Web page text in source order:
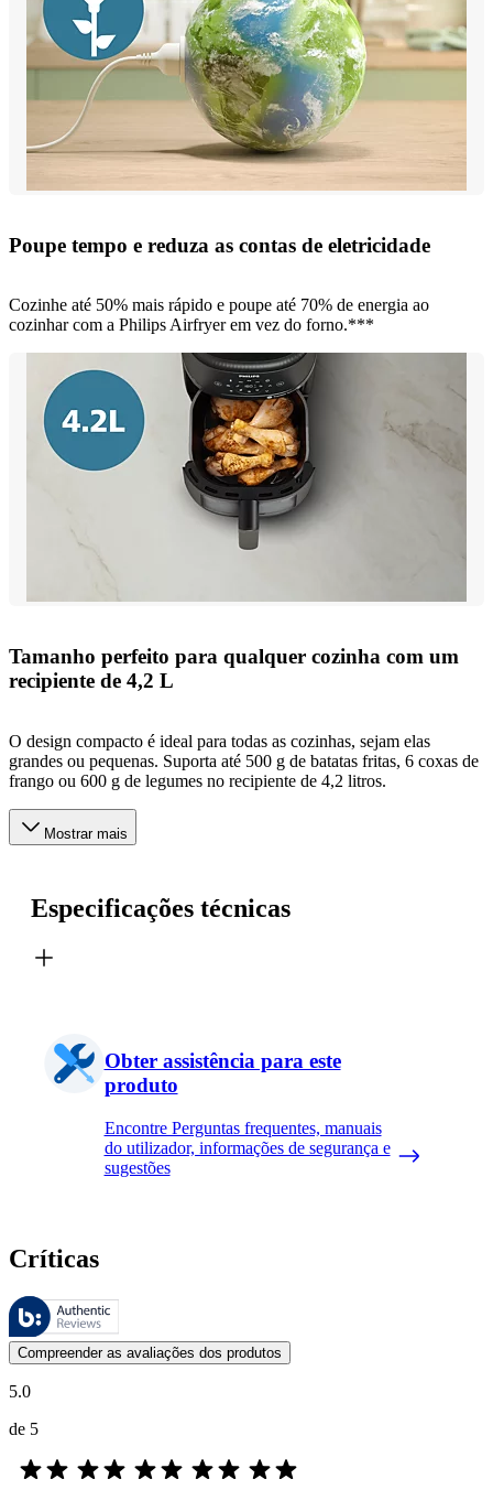
Poupe tempo e reduza as contas de eletricidade
Cozinhe até 50% mais rápido e poupe até 70% de energia ao
cozinhar com a Philips Airfryer em vez do forno.***
Tamanho perfeito para qualquer cozinha com um
recipiente de 4,2 L
O design compacto é ideal para todas as cozinhas, sejam elas
grandes ou pequenas. Suporta até 500 g de batatas fritas, 6 coxas de
frango ou 600 g de legumes no recipiente de 4,2 litros.
Mostrar mais
Especificações técnicas
Obter assistência para este
produto
Encontre Perguntas frequentes, manuais
do utilizador, informações de segurança e
sugestões
Críticas
Estas avaliações são geridas pela Bazaarvoice e estão em
As opiniões dos clientes na forma de classificação do produto com
Compreender as avaliações dos produtos
5.0
de 5